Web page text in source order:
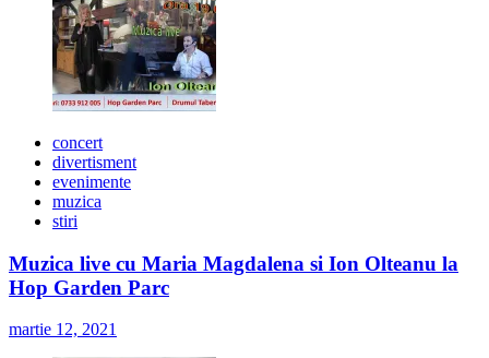
concert
divertisment
evenimente
muzica
stiri
Muzica live cu Maria Magdalena si Ion Olteanu la
Hop Garden Parc
martie 12, 2021